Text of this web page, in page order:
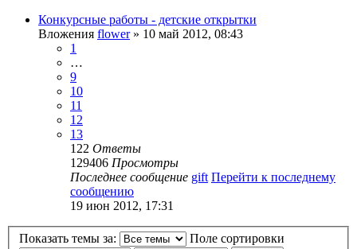
Конкурсные работы - детские открытки
Вложения flower» 10 май 2012, 08:43
1
…
9
10
11
12
13
122 Ответы
129406 Просмотры
Последнее сообщение gift Перейти к последнему
сообщению
19 июн 2012, 17:31
Показать темы за: Поле сортировки